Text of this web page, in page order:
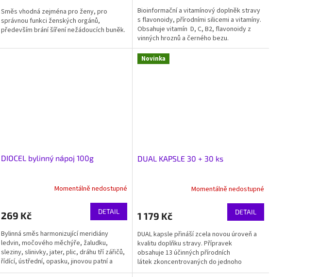
Směs vhodná zejména pro ženy, pro
správnou funkci ženských orgánů,
především brání šíření nežádoucích buněk.
Bioinformační a vitamínový doplněk stravy
s flavonoidy, přírodními silicemi a vitamíny.
Obsahuje vitamín D, C, B2, flavonoidy z
vinných hroznů a černého bezu.
DIOCEL bylinný nápoj 100g
Momentálně nedostupné
269 Kč DETAIL
Bylinná směs harmonizující meridiány
ledvin, močového měchýře, žaludku,
sleziny, slinivky, jater, plic, dráhu tří zářičů,
řídící, ústřední, opasku, jinovou patní a
jinovou...
Novinka
DUAL KAPSLE 30 + 30 ks
Momentálně nedostupné
1 179 Kč DETAIL
DUAL kapsle přináší zcela novou úroveň a
kvalitu doplňku stravy. Přípravek
obsahuje 13 účinných přírodních
látek zkoncentrovaných do jednoho
unikátního řešení....